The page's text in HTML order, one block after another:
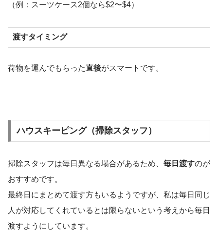
（例：スーツケース2個なら$2〜$4）
渡すタイミング
荷物を運んでもらった直後がスマートです。
ハウスキーピング（掃除スタッフ）
掃除スタッフは毎日異なる場合があるため、 毎日渡すのが
おすすめです。
最終日にまとめて渡す方もいるようですが、私は毎日同じ
人が対応してくれているとは限らないという考えから毎日
渡すようにしています。